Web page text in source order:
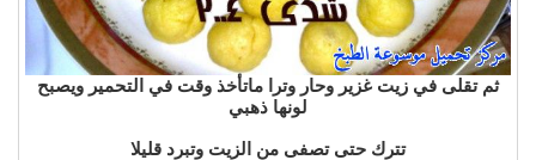
ثم تقلى في زيت غزير وحار وترا ماتأخذ وقت في التحمير ويصبح
لونها ذهبي
تترك حتى تصفى من الزيت وتبرد قليلا